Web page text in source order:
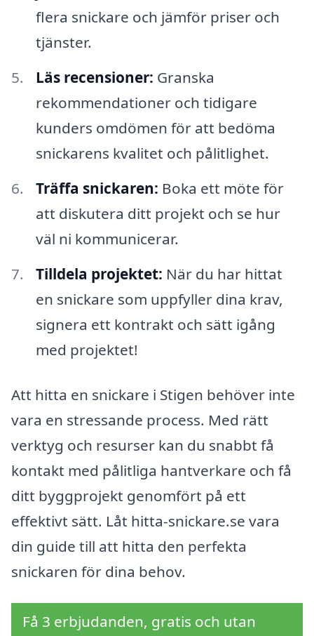
flera snickare och jämför priser och
tjänster.
Läs recensioner: Granska
rekommendationer och tidigare
kunders omdömen för att bedöma
snickarens kvalitet och pålitlighet.
Träffa snickaren: Boka ett möte för
att diskutera ditt projekt och se hur
väl ni kommunicerar.
Tilldela projektet: När du har hittat
en snickare som uppfyller dina krav,
signera ett kontrakt och sätt igång
med projektet!
Att hitta en snickare i Stigen behöver inte
vara en stressande process. Med rätt
verktyg och resurser kan du snabbt få
kontakt med pålitliga hantverkare och få
ditt byggprojekt genomfört på ett
effektivt sätt. Låt hitta-snickare.se vara
din guide till att hitta den perfekta
snickaren för dina behov.
Få 3 erbjudanden, gratis och utan